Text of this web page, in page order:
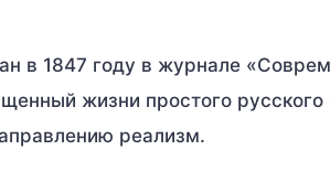
в 1847 году в журнале
жизни простого русского
реализм.